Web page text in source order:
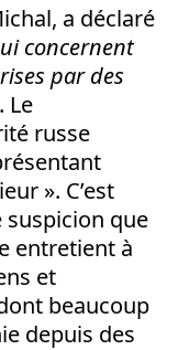
a déclaré
concernent
par des
. Le
russe
». C’est
que
entretient à
et
beaucoup
depuis des